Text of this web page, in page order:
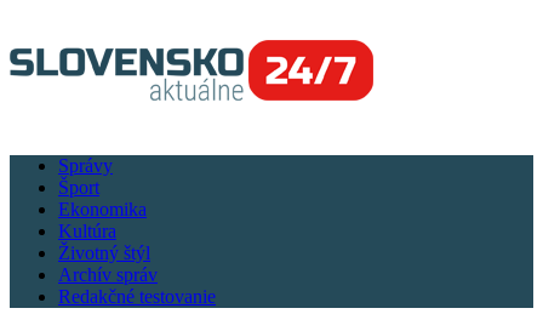
Správy
Šport
Ekonomika
Kultúra
Životný štýl
Archív správ
Redakčné testovanie